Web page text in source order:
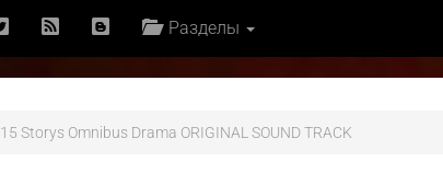
Разделы
15 Storys Omnibus Drama ORIGINAL SOUND TRACK